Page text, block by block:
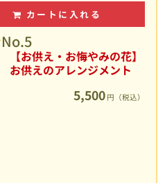
カートに入れる
No.5
【お供え・お悔やみの花】
お供えのアレンジメント
5,500 円（税込）